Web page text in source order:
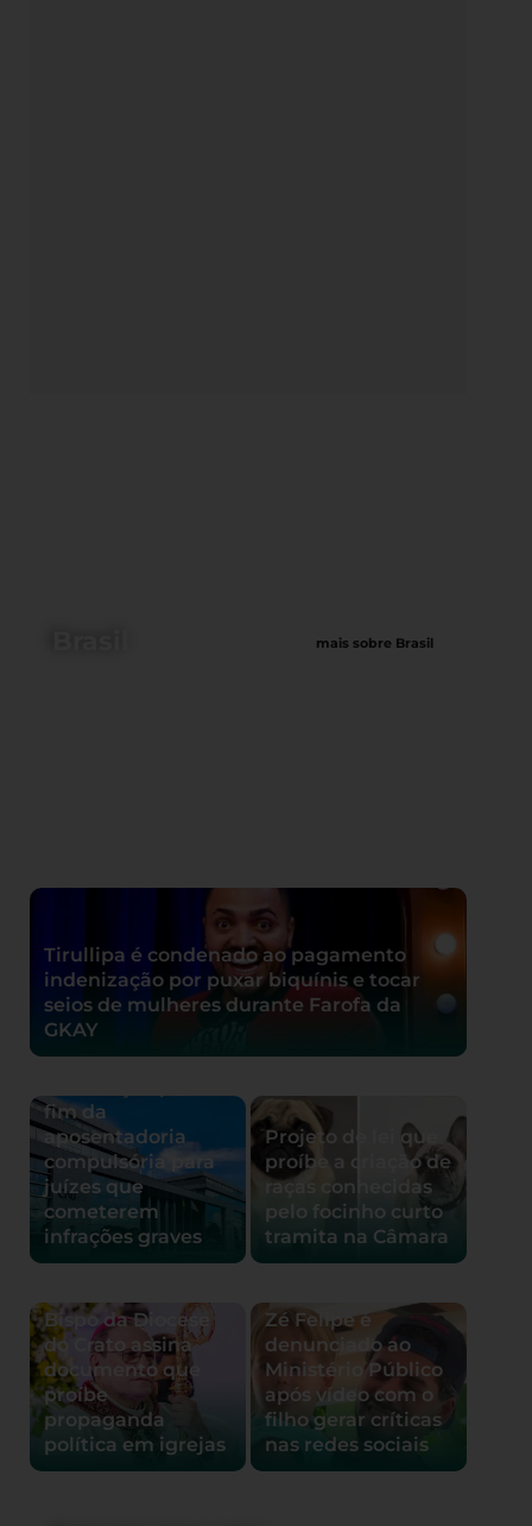
mais sobre Brasil
Tirullipa é condenado ao pagamento
indenização por puxar biquínis e tocar
seios de mulheres durante Farofa da
GKAY
Conselho Nacional
fim da
aposentadoria
compulsória para
juízes que
cometerem
infrações graves
Projeto de lei que
proíbe a criação de
raças conhecidas
pelo focinho curto
tramita na Câmara
Bispo da Diocese
do Crato assina
documento que
proíbe
propaganda
política em igrejas
Zé Felipe é
denunciado ao
Ministério Público
após vídeo com o
filho gerar críticas
nas redes sociais